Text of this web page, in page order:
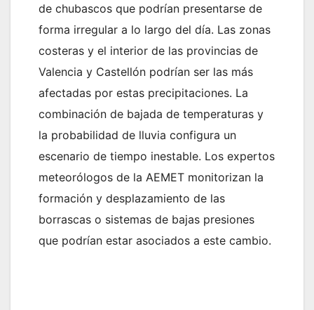
de chubascos que podrían presentarse de
forma irregular a lo largo del día. Las zonas
costeras y el interior de las provincias de
Valencia y Castellón podrían ser las más
afectadas por estas precipitaciones. La
combinación de bajada de temperaturas y
la probabilidad de lluvia configura un
escenario de tiempo inestable. Los expertos
meteorólogos de la AEMET monitorizan la
formación y desplazamiento de las
borrascas o sistemas de bajas presiones
que podrían estar asociados a este cambio.